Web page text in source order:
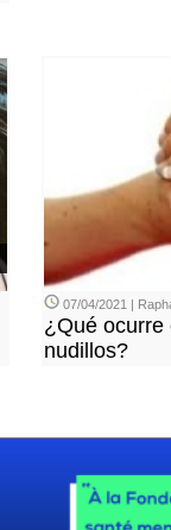
07/04/2021 |
¿Qué ocurre
nudillos?